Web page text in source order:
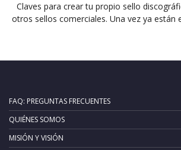
Claves para crear tu propio sello
otros sellos comerciales. Una vez ya están
FAQ: PREGUNTAS FRECUENTES
QUIÉNES SOMOS
MISIÓN Y VISIÓN